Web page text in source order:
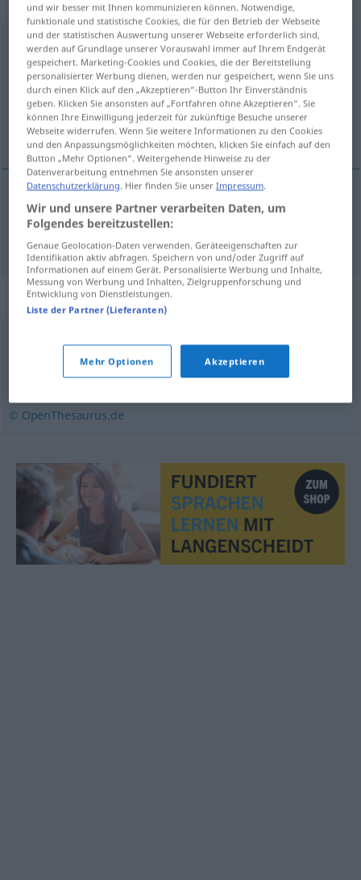
hinausgehenv/i <akk>
Übersicht aller Übersetzungen
(Für mehr Details die Übersetzung anklicken/antippen)
gå ut
ut hinausgehen
Synonyme für "hinausgehen"
übersteigen überschreiten
© OpenThesaurus.de
und wir besser mit Ihnen kommunizieren können. Notwendige,
funktionale und statistische Cookies, die für den Betrieb der Webseite
und der statistischen Auswertung unserer Webseite erforderlich sind,
werden auf Grundlage unserer Vorauswahl immer auf Ihrem Endgerät
gespeichert. Marketing-Cookies und Cookies, die der Bereitstellung
personalisierter Werbung dienen, werden nur gespeichert, wenn Sie uns
durch einen Klick auf den „Akzeptieren“-Button Ihr Einverständnis
geben. Klicken Sie ansonsten auf „Fortfahren ohne Akzeptieren“. Sie
können Ihre Einwilligung jederzeit für zukünftige Besuche unserer
Webseite widerrufen. Wenn Sie weitere Informationen zu den Cookies
und den Anpassungsmöglichkeiten möchten, klicken Sie einfach auf den
Button „Mehr Optionen“. Weitergehende Hinweise zu der
Datenverarbeitung entnehmen Sie ansonsten unserer
Datenschutzerklärung. Hier finden Sie unserImpressum.
Wir und unsere Partner verarbeiten Daten, um
Folgendes bereitzustellen:
Genaue Geolocation-Daten verwenden. Geräteeigenschaften zur
Identifikation aktiv abfragen. Speichern von und/oder Zugriff auf
Informationen auf einem Gerät. Personalisierte Werbung und Inhalte,
Messung von Werbung und Inhalten, Zielgruppenforschung und
Entwicklung von Dienstleistungen.
Liste der Partner (Lieferanten)
Mehr Optionen Akzeptieren